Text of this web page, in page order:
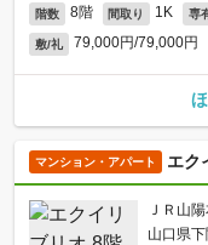
階数 8階 間取り 1K 専
敷/礼 79,000円/79,000円
マンション・アパート エク
ＪＲ山
山口県